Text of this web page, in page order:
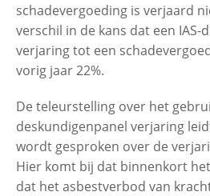
schadevergoeding is verjaard
verschil in de kans dat een
verjaring tot een
vorig jaar 22%.
De teleurstelling over het
deskundigenpanel verjaring
wordt gesproken over de
Hier komt bij dat binnenkort
dat het asbestverbod van